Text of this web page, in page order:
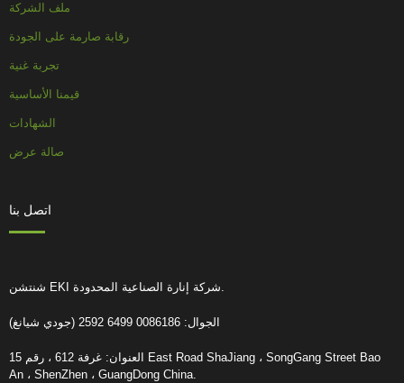
ملف الشركة
رقابة صارمة على الجودة
تجربة غنية
قيمنا الأساسية
الشهادات
صالة عرض
اتصل بنا
شنتشن EKI شركة إنارة الصناعية المحدودة.
الجوال: 0086186 6499 2592 (جودي شيانغ)
العنوان: غرفة 612 ، رقم 15 East Road ShaJiang ، SongGang Street Bao
An ، ShenZhen ، GuangDong China.